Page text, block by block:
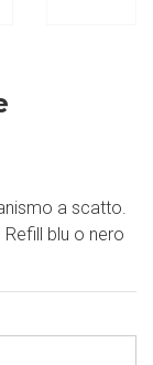
a scatto.
blu o nero